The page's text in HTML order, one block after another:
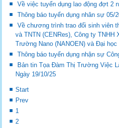
Về việc tuyển dụng lao động đợt 2
Thông báo tuyển dụng nhân sự 05/
Về chương trình trao đổi sinh viên
và TNTN (CENRes), Công ty TNHH
Trường Nano (NANOEN) và Đại
Thông báo tuyển dụng nhận sự
Bản tin Tọa Đàm Thị Trường Việc
Ngày 19/10/25
Start
Prev
1
2